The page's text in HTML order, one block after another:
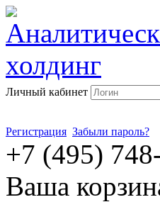
Личный кабинет
Регистрация Забыли пароль?
+7 (495)
Ваша